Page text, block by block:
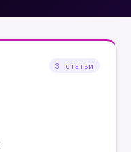
3 статьи